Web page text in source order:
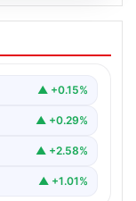
▲ +0.15%
▲ +0.29%
▲ +2.58%
▲ +1.01%